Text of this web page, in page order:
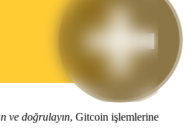
ve doğrulayın, Gitcoin işlemlerine